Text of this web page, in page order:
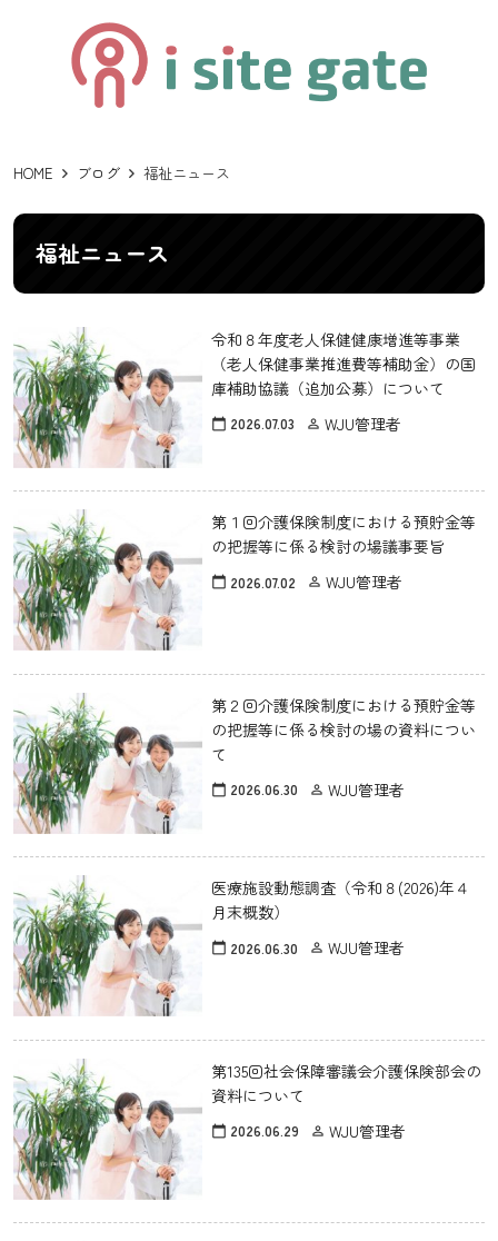
HOME ブログ 福祉ニュース
福祉ニュース
令和８年度老人保健健康増進等事業
（老人保健事業推進費等補助金）の国
庫補助協議（追加公募）について
calendar_today 2026.07.03 person_outline WJU管理者
第１回介護保険制度における預貯金等
の把握等に係る検討の場議事要旨
calendar_today 2026.07.02 person_outline WJU管理者
第２回介護保険制度における預貯金等
の把握等に係る検討の場の資料につい
て
calendar_today 2026.06.30 person_outline WJU管理者
医療施設動態調査（令和８(2026)年４
月末概数）
calendar_today 2026.06.30 person_outline WJU管理者
第135回社会保障審議会介護保険部会の
資料について
calendar_today 2026.06.29 person_outline WJU管理者